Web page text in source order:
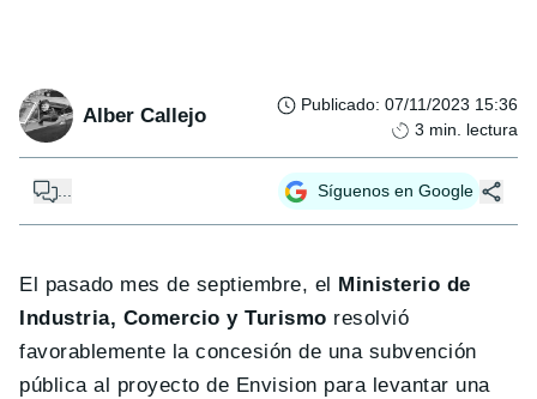
Alber Callejo Publicado: 07/11/2023 15:36
3 min. lectura
Síguenos en Google
El pasado mes de septiembre, el Ministerio de
Industria, Comercio y Turismo resolvió
favorablemente la concesión de una subvención
pública al proyecto de Envision para levantar una